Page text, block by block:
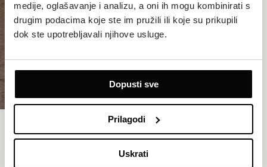
medije, oglašavanje i analizu, a oni ih mogu kombinirati s
drugim podacima koje ste im pružili ili koje su prikupili
dok ste upotrebljavali njihove usluge.
Dopusti sve
Prilagodi
Uskrati